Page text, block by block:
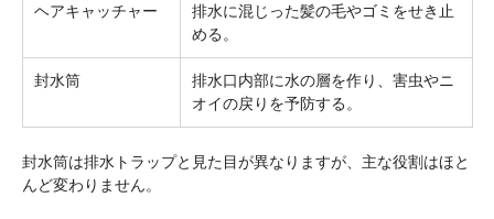
ヘアキャッチャー
排水に混じった髪の毛やゴミをせき止
める。
封水筒
排水口内部に水の層を作り、害虫やニ
オイの戻りを予防する。
封水筒は排水トラップと見た目が異なりますが、主な役割はほと
んど変わりません。